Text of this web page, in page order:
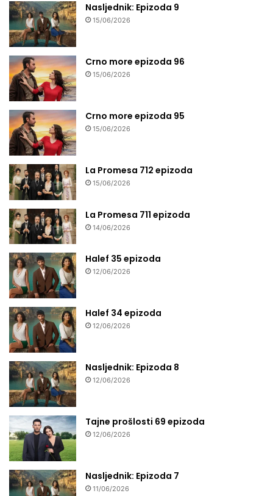
Nasljednik: Epizoda 9
15/06/2026
Crno more epizoda 96
15/06/2026
Crno more epizoda 95
15/06/2026
La Promesa 712 epizoda
15/06/2026
La Promesa 711 epizoda
14/06/2026
Halef 35 epizoda
12/06/2026
Halef 34 epizoda
12/06/2026
Nasljednik: Epizoda 8
12/06/2026
Tajne prošlosti 69 epizoda
12/06/2026
Nasljednik: Epizoda 7
11/06/2026